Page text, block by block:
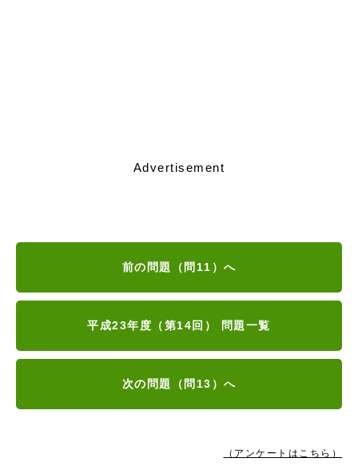
Advertisement
前の問題（問11）へ
平成23年度（第14回） 問題一覧
次の問題（問13）へ
（アンケートはこちら）